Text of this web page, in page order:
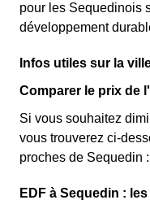
pour les Sequedinois
développement
Infos utiles sur la
Comparer le prix de
Si vous souhaitez
vous trouverez ci-
proches de Sequedin
EDF à Sequedin :